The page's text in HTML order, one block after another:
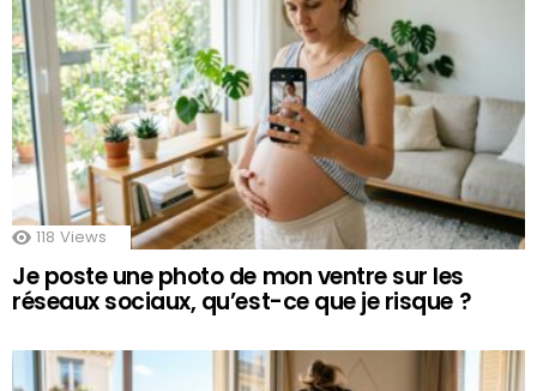
118 Views
Je poste une photo de mon ventre sur les
réseaux sociaux, qu’est-ce que je risque ?